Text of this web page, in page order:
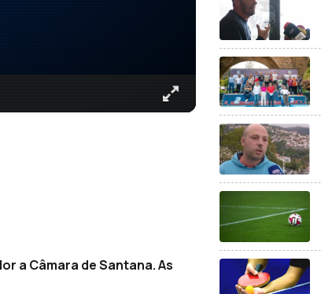
a Câmara de Santana. As